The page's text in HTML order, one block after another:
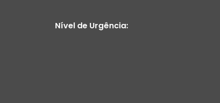
Nível de Urgência: